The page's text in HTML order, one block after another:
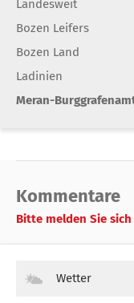
Landesweit
Bozen Leifers
Bozen Land
Ladinien
Meran-
Kommentare
Bitte melden Sie sich
Wetter